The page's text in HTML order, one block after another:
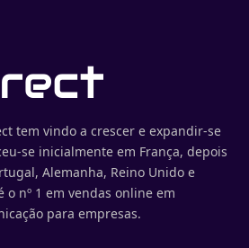
tem vindo a crescer e expandir-se
se inicialmente em França, depois
Alemanha, Reino Unido e
o nº 1 em vendas online em
para empresas.